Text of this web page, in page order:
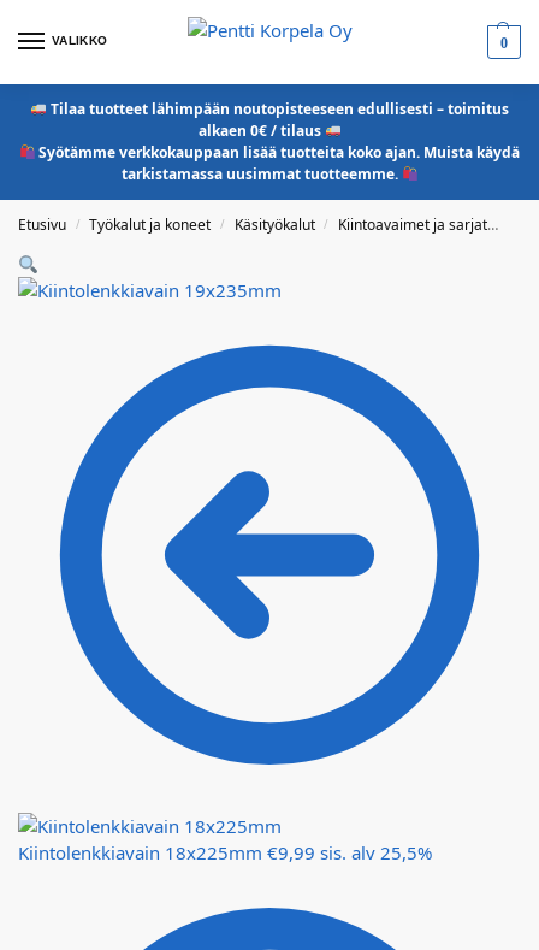
VALIKKO 0
Tilaa tuotteet lähimpään noutopisteeseen edullisesti – toimitus
alkaen 0€ / tilaus
Syötämme verkkokauppaan lisää tuotteita koko ajan. Muista käydä
tarkistamassa uusimmat tuotteemme.
Etusivu / Työkalut ja koneet / Käsityökalut / Kiintoavaimet ja sarjat
Kiintolenkkiavain 18x225mm €9,99 sis. alv 25,5%